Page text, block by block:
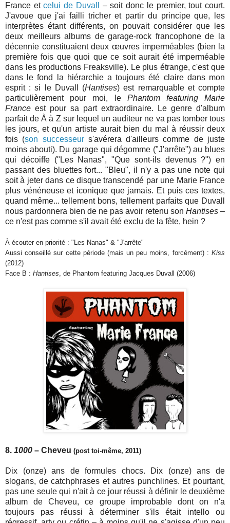
France etcelui de Duvall
– soit donc le premier, tout court.
J'avoue que j'ai failli tricher et partir du principe que, les
interprètes étant différents, on pouvait considérer que les
deux meilleurs albums de garage-rock francophone de la
décennie constituaient deux œuvres imperméables (bien la
première fois que quoi que ce soit aurait été imperméable
dans les productions Freaksville). Le plus étrange, c'est que
dans le fond la hiérarchie a toujours été claire dans mon
esprit : si le Duvall (Hantises) est remarquable et compte
particulièrement pour moi, le Phantom featuring Marie
France est pour sa part extraordinaire. Le genre d'album
parfait de À à Z sur lequel un auditeur ne va pas tomber tous
les jours, et qu'un artiste aurait bien du mal à réussir deux
fois (son successeurs'avérera d'ailleurs comme de juste
moins abouti). Du garage qui dégomme ("J'arrête") au blues
qui décoiffe ("Les Nanas", "Que sont-ils devenus ?") en
passant des bluettes fort... "Bleu", il n'y a pas une note qui
soit à jeter dans ce disque transcendé par une Marie France
plus vénéneuse et iconique que jamais. Et puis ces textes,
quand même... tellement bons, tellement parfaits que Duvall
nous pardonnera bien de ne pas avoir retenu son Hantises –
ce n'est pas comme s'il avait été exclu de la fête, hein ?
À écouter en priorité : "Les Nanas" & "J'arrête"
Aussi conseillé sur cette période (mais un peu moins, forcément) : Kiss
(2012)
Face B : Hantises , de Phantom featuring Jacques Duvall (2006)
8. 1000 – Cheveu (post toi-même, 2011)
Dix (onze) ans de formules chocs. Dix (onze) ans de
slogans, de catchphrases et autres punchlines. Et pourtant,
pas une seule qui n'ait à ce jour réussi à définir le deuxième
album de Cheveu, ce groupe improbable dont on n'a
toujours pas réussi à déterminer s'ils était intello ou